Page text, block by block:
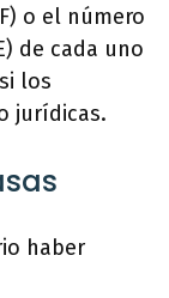
o el número
de cada uno
los
jurídicas.
haber